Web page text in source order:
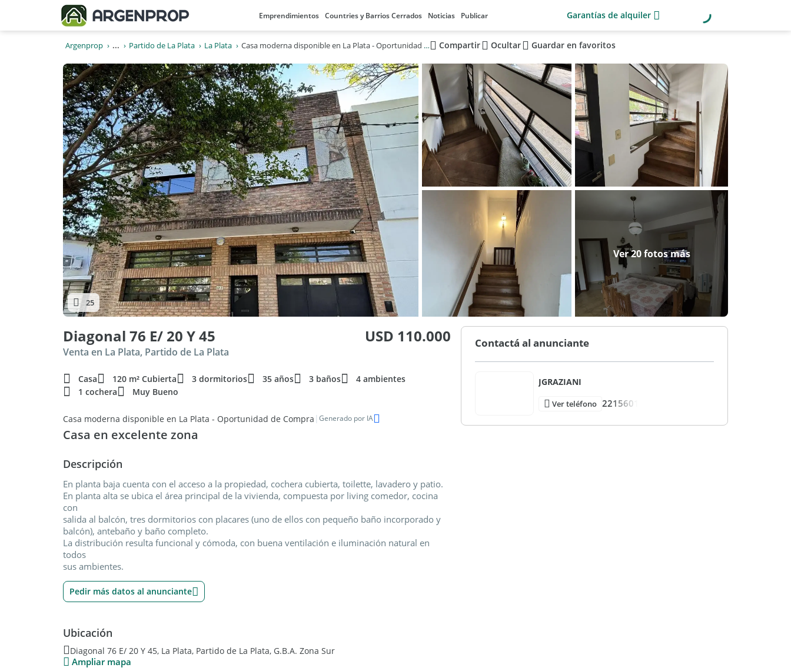
Emprendimientos Countries y Barrios Cerrados Noticias Publicar Garantías de alquiler
Argenprop ... Partido de La Plata La Plata Casa moderna disponible en La Plata - Oportunidad de Compra Compartir Ocultar Guardar en favoritos
Ver 20 fotos más
25
Diagonal 76 E/ 20 Y 45 USD 110.000
Venta en La Plata, Partido de La Plata
Casa 120 m² Cubierta 3 dormitorios 35 años 3 baños
4 ambientes
1 cochera
Muy Bueno
Casa moderna disponible en La Plata - Oportunidad de Compra | Generado por IA
Casa en excelente zona
Descripción
En planta baja cuenta con el acceso a la propiedad, cochera cubierta, toilette, lavadero y patio.
En planta alta se ubica el área principal de la vivienda, compuesta por living comedor, cocina
con
salida al balcón, tres dormitorios con placares (uno de ellos con pequeño baño incorporado y
balcón), antebaño y baño completo.
La distribución resulta funcional y cómoda, con buena ventilación e iluminación natural en
todos
sus ambientes.
Pedir más datos al anunciante
Ubicación
Diagonal 76 E/ 20 Y 45, La Plata, Partido de La Plata, G.B.A. Zona Sur
Ampliar mapa
Contactá al anunciante
JGRAZIANI
Ver teléfono 2215601